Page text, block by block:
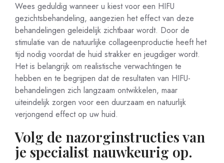
Wees geduldig wanneer u kiest voor een HIFU
gezichtsbehandeling, aangezien het effect van deze
behandelingen geleidelijk zichtbaar wordt. Door de
stimulatie van de natuurlijke collageenproductie heeft het
tijd nodig voordat de huid strakker en jeugdiger wordt.
Het is belangrijk om realistische verwachtingen te
hebben en te begrijpen dat de resultaten van HIFU-
behandelingen zich langzaam ontwikkelen, maar
uiteindelijk zorgen voor een duurzaam en natuurlijk
verjongend effect op uw huid.
Volg de nazorginstructies van
je specialist nauwkeurig op.